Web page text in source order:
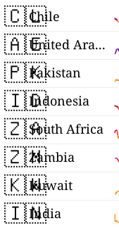
🇨🇱
Chile
🇦🇪 United Arab Emirates
🇵🇰Pakistan
🇮🇩Indonesia
🇿🇦South Africa
🇿🇲Zambia
🇰🇼Kuwait
🇮🇳
India